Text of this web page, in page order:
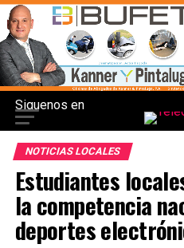
Siguenos en
NOTICIAS LOCALES
Estudiantes
la competencia
deportes